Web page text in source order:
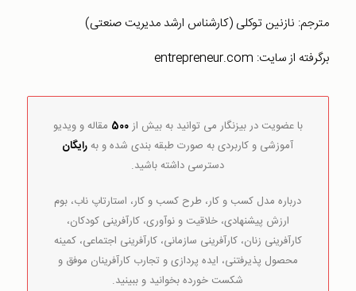
مترجم: نازنین توکلی (کارشناس ارشد مدیریت صنعتی)
برگرفته از سایت: entrepreneur.com
با عضویت در بیزنگار می توانید به بیش از500 مقاله و ویدیو
آموزشی و کاربردی به صورت طبقه بندی شده و بهرایگان
دسترسی داشته باشید.
درباره مدل کسب و کار، طرح کسب و کار، استارتاپ ناب، بوم
ارزش پیشنهادی، خلاقیت و نوآوری، کارآفرینی کودکان،
کارآفرینی زنان، کارآفرینی سازمانی، کارآفرینی اجتماعی، کمینه
محصول پذیرفتنی، ایده پردازی و تجارب کارآفرینان موفق و
شکست خورده بخوانید و ببینید.